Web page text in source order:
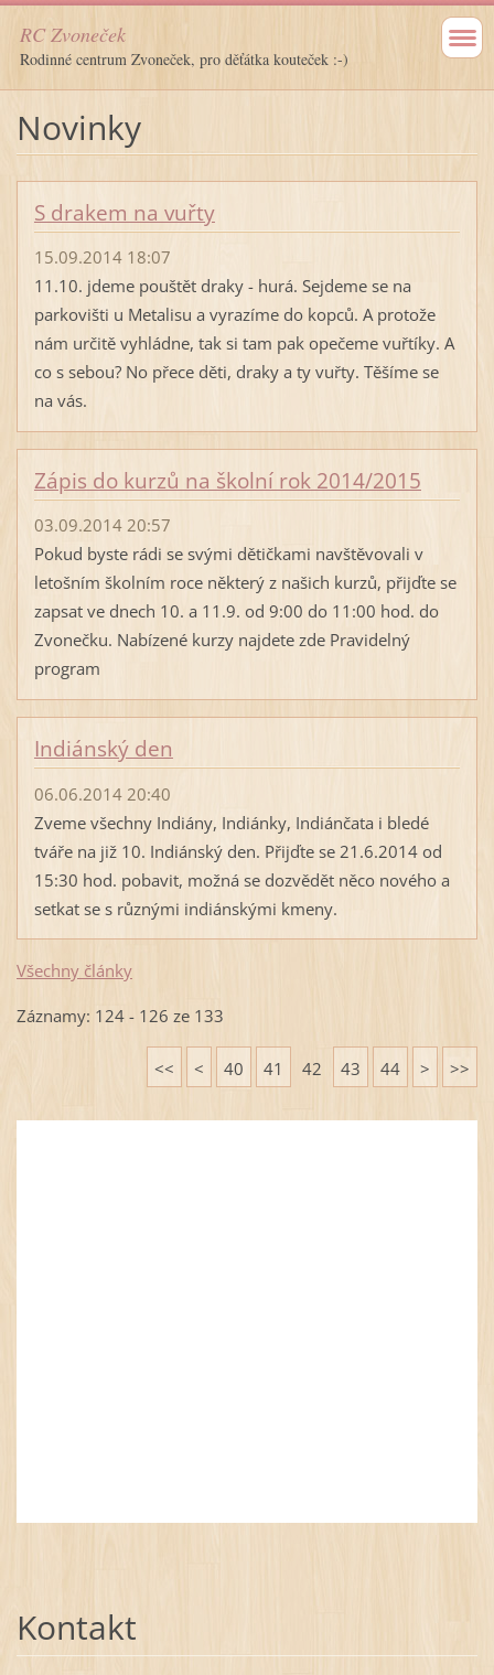
RC Zvoneček
Rodinné centrum Zvoneček, pro děťátka kouteček :-)
Novinky
S drakem na vuřty
15.09.2014 18:07
11.10. jdeme pouštět draky - hurá. Sejdeme se na
parkovišti u Metalisu a vyrazíme do kopců. A protože
nám určitě vyhládne, tak si tam pak opečeme vuřtíky. A
co s sebou? No přece děti, draky a ty vuřty. Těšíme se
na vás.
Zápis do kurzů na školní rok 2014/2015
03.09.2014 20:57
Pokud byste rádi se svými dětičkami navštěvovali v
letošním školním roce některý z našich kurzů, přijďte se
zapsat ve dnech 10. a 11.9. od 9:00 do 11:00 hod. do
Zvonečku. Nabízené kurzy najdete zde Pravidelný
program
Indiánský den
06.06.2014 20:40
Zveme všechny Indiány, Indiánky, Indiánčata i bledé
tváře na již 10. Indiánský den. Přijďte se 21.6.2014 od
15:30 hod. pobavit, možná se dozvědět něco nového a
setkat se s různými indiánskými kmeny.
Všechny články
Záznamy: 124 - 126 ze 133
<< < 40 41 42 43 44 > >>
Kontakt